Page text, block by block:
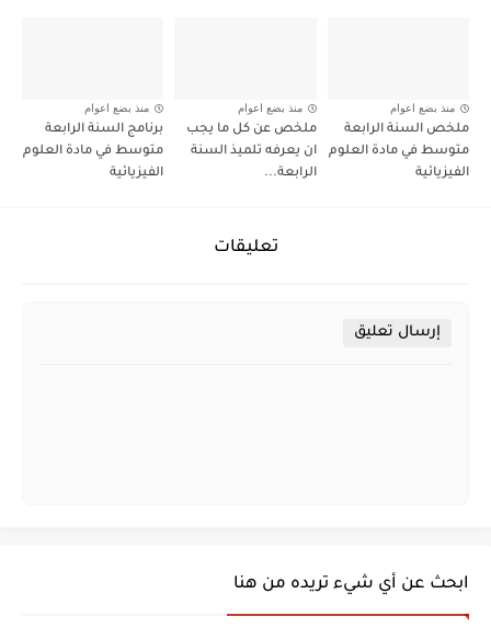
منذ بضع اعوام
ملخص السنة الرابعة
متوسط في مادة العلوم
الفيزيائية
منذ بضع اعوام
ملخص عن كل ما يجب
ان يعرفه تلميذ السنة
الرابعة...
منذ بضع اعوام
برنامج السنة الرابعة
متوسط في مادة العلوم
الفيزيائية
تعليقات
إرسال تعليق
ابحث عن أي شيء تريده من هنا